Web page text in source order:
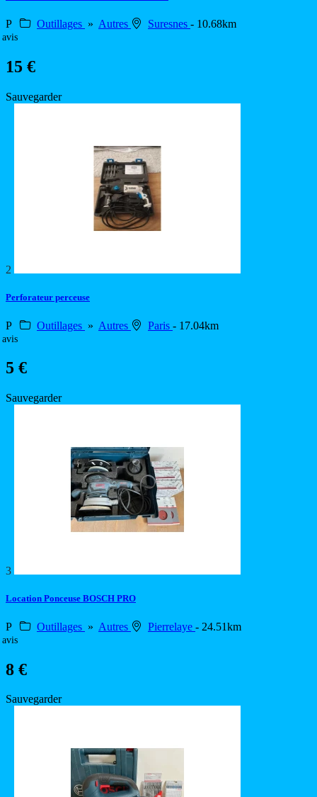
P Outillages » Autres Suresnes - 10.68km
avis
15 €
Sauvegarder
2
Perforateur perceuse
P Outillages » Autres Paris - 17.04km
avis
5 €
Sauvegarder
3
Location Ponceuse BOSCH PRO
P Outillages » Autres Pierrelaye - 24.51km
avis
8 €
Sauvegarder